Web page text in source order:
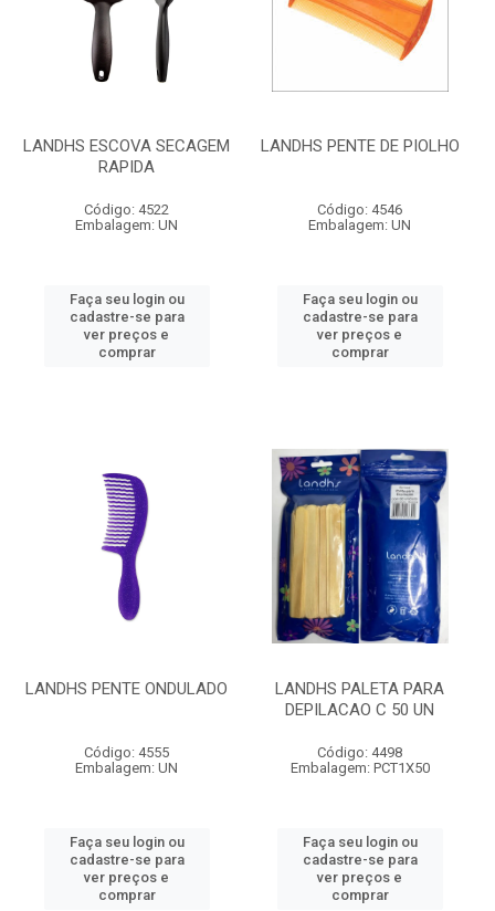
LANDHS ESCOVA SECAGEM
RAPIDA
Código: 4522
Embalagem: UN
Faça seu login ou
cadastre-se para
ver preços e
comprar
LANDHS PENTE DE PIOLHO
Código: 4546
Embalagem: UN
Faça seu login ou
cadastre-se para
ver preços e
comprar
LANDHS PENTE ONDULADO
Código: 4555
Embalagem: UN
Faça seu login ou
cadastre-se para
ver preços e
comprar
LANDHS PALETA PARA
DEPILACAO C 50 UN
Código: 4498
Embalagem: PCT1X50
Faça seu login ou
cadastre-se para
ver preços e
comprar